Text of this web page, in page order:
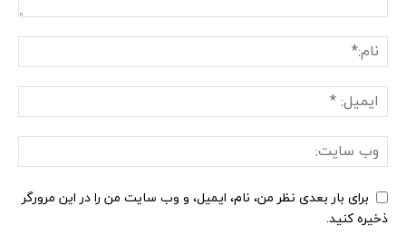
برای بار بعدی نظر من، نام، ایمیل، و وب سایت من را در این مرورگر
ذخیره کنید.